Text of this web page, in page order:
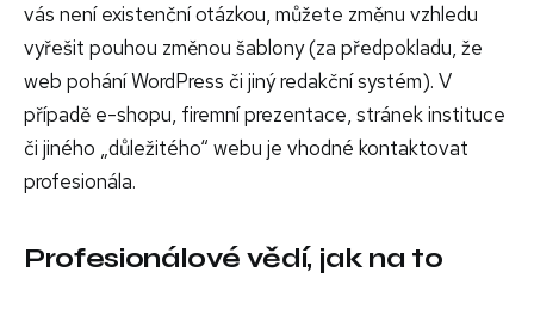
vás není existenční otázkou, můžete změnu vzhledu
vyřešit pouhou změnou šablony (za předpokladu, že
web pohání WordPress či jiný redakční systém). V
případě e-shopu, firemní prezentace, stránek instituce
či jiného „důležitého“ webu je vhodné kontaktovat
profesionála.
Profesionálové vědí, jak na to